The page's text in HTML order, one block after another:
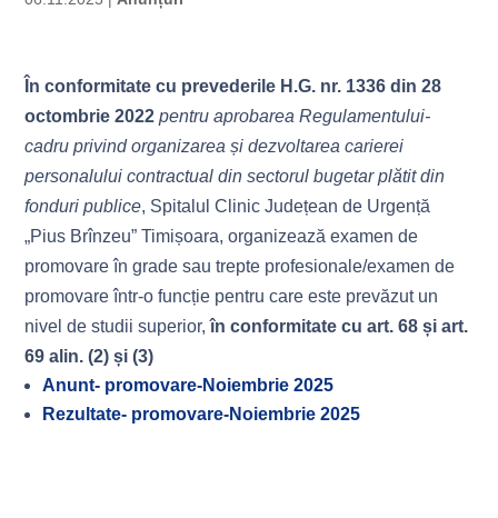
În conformitate cu prevederile H.G. nr. 1336 din 28
octombrie 2022pentru aprobarea Regulamentului-
cadru privind organizarea și dezvoltarea carierei
personalului contractual din sectorul bugetar plătit din
fonduri publice, Spitalul Clinic Județean de Urgență
„Pius Brînzeu” Timișoara, organizează examen de
promovare în grade sau trepte profesionale/examen de
promovare într-o funcție pentru care este prevăzut un
nivel de studii superior,în conformitate cu art. 68 și art.
69 alin. (2) și (3)
Anunt- promovare-Noiembrie 2025
Rezultate- promovare-Noiembrie 2025